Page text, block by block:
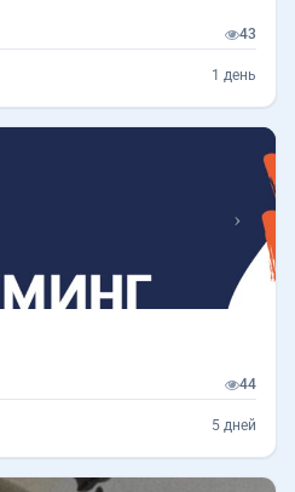
43
1 день
44
5 дней